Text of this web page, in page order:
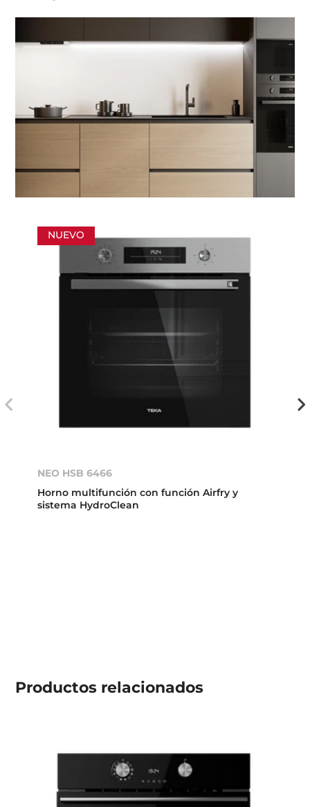
NUEVO
NEO HSB 6466
Horno multifunción con función Airfry y
sistema HydroClean
Productos relacionados